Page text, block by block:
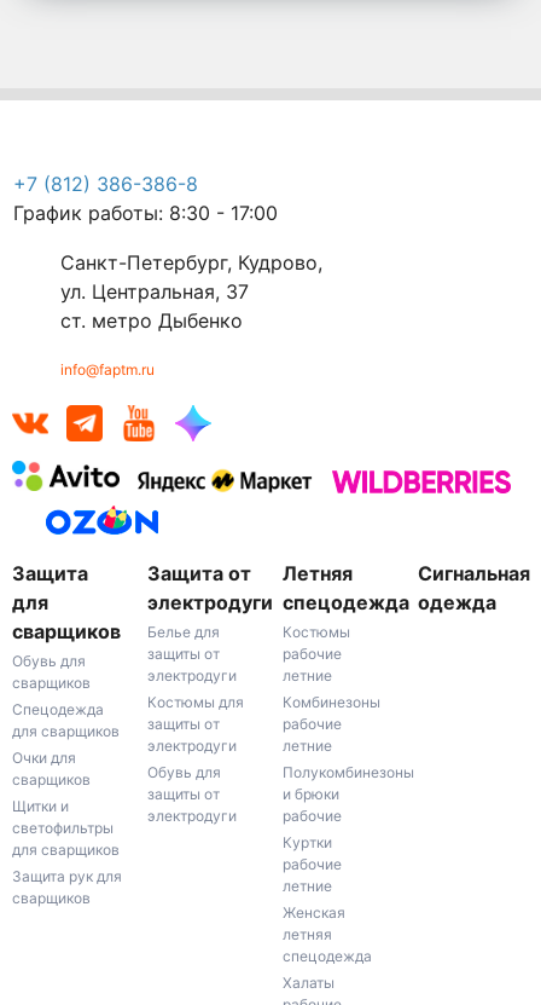
+7 (812) 386-386-8
График работы: 8:30 - 17:00
Санкт-Петербург, Кудрово,
ул. Центральная, 37
ст. метро Дыбенко
info@faptm.ru
Защита
для
сварщиков
Обувь для
сварщиков
Спецодежда
для сварщиков
Очки для
сварщиков
Щитки и
светофильтры
для сварщиков
Защита рук для
сварщиков
Защита от
электродуги
Белье для
защиты от
электродуги
Костюмы для
защиты от
электродуги
Обувь для
защиты от
электродуги
Летняя
спецодежда
Костюмы
рабочие
летние
Комбинезоны
рабочие
летние
Полукомбинезоны
и брюки
рабочие
Куртки
рабочие
летние
Женская
летняя
спецодежда
Халаты
Сигнальная
одежда